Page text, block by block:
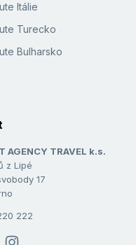
Itálie
Turecko
Bulharsko
AGENCY TRAVEL k.s.
z Lipé
17
222